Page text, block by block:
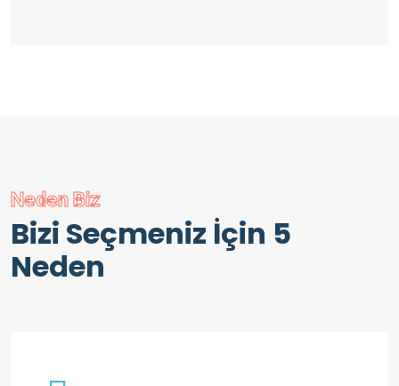
Neden Biz
Bizi Seçmeniz İçin 5
Neden